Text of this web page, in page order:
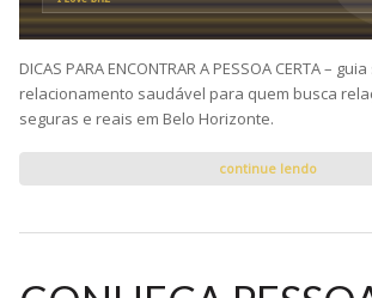
DICAS PARA ENCONTRAR A PESSOA CERTA –
relacionamento saudável para quem busca
seguras e reais em Belo Horizonte.
continue lendo